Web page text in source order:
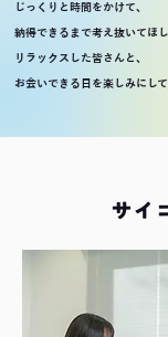
じっくりと時間をかけて、
納得できるまで考え抜いてほし
リラックスした皆さんと、
お会いできる日を楽しみにして
サイ